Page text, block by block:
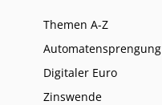
Themen A-Z
Automatensprengung
Digitaler Euro
Zinswende